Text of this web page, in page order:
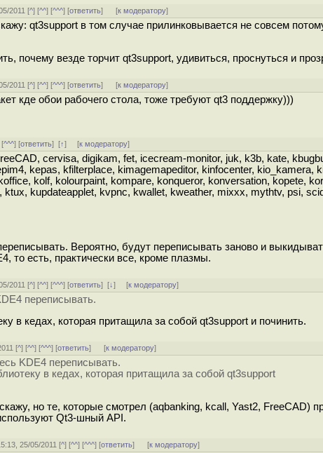
2011 [^] [^^] [^^^] [ответить] [к модератору]
qt3support в том случае прилинковывается не совсем
почему везде торчит qt3support, удивиться, проснуться и
2011 [^] [^^] [^^^] [ответить] [к модератору]
кде обои рабочего стола, тоже требуют qt3 поддержку)))
[^^^] [ответить][↑] [к модератору]
cervisa, digikam, fet, icecream-monitor, juk, k3b, kate,
kepas, kfilterplace, kimagemapeditor, kinfocenter, kio_kamera,
kolf, kolourpaint, kompare, konqueror, konversation, kopete,
ktux, kupdateapplet, kvpnc, kwallet, kweather, mixxx, mythtv, psi,
Вероятно, будут переписывать заново и
то есть, практически все, кроме плазмы.
2011 [^] [^^] [^^^] [ответить][↓] [к модератору]
переписывать.
в кедах, которая притащила за собой qt3support и починить.
[^] [^^] [^^^] [ответить] [к модератору]
KDE4 переписывать.
в кедах, которая притащила за собой qt3support
но те, которые смотрел (aqbanking, kcall, Yast2, FreeCAD)
Qt3-шный API.
25/05/2011 [^] [^^] [^^^] [ответить] [к модератору]